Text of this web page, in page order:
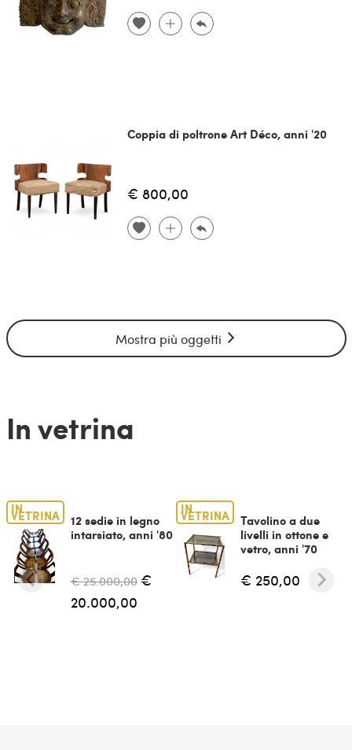
Coppia di poltrone Art Déco, anni '20
€ 800,00
Mostra più oggetti
In vetrina
IN
VETRINA
12 sedie in legno
intarsiato, anni '80
€ 25.000,00 €
20.000,00
IN
VETRINA
Tavolino a due
livelli in ottone e
vetro, anni '70
€ 250,00